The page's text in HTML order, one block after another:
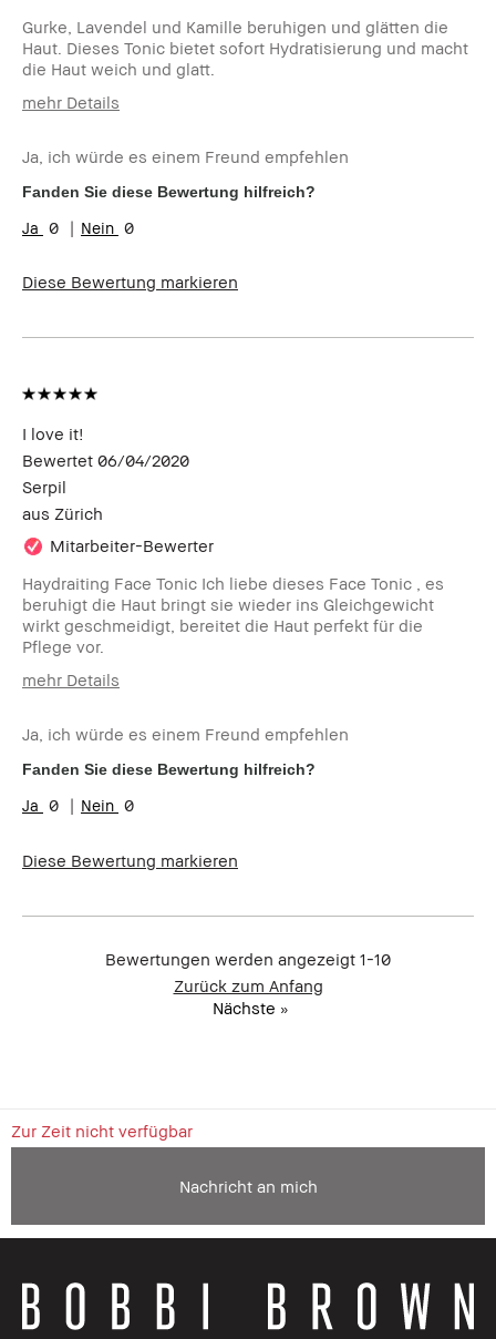
Gurke, Lavendel und Kamille beruhigen und glätten die
Haut. Dieses Tonic bietet sofort Hydratisierung und macht
die Haut weich und glatt.
mehr Details
Hauttyp
Trocken
Hautton
Hell - Mittel
Ja, ich würde es einem Freund empfehlen
Fanden Sie diese Bewertung hilfreich?
0 0
Diese Bewertung markieren
I love it!
Bewertet 06/04/2020
Serpil
aus Zürich
Mitarbeiter-Bewerter
Haydraiting Face Tonic Ich liebe dieses Face Tonic , es
beruhigt die Haut bringt sie wieder ins Gleichgewicht
wirkt geschmeidigt, bereitet die Haut perfekt für die
Pflege vor.
mehr Details
Hauttyp
Ölig
Hautton
Hell - Mittel
Hautbedürfnis(se)
Ergebnisse, Tragbar
Ja, ich würde es einem Freund empfehlen
Fanden Sie diese Bewertung hilfreich?
0 0
Diese Bewertung markieren
Bewertungen werden angezeigt 1-10
Zurück zum Anfang
Nächste »
Zur Zeit nicht verfügbar
Nachricht an mich